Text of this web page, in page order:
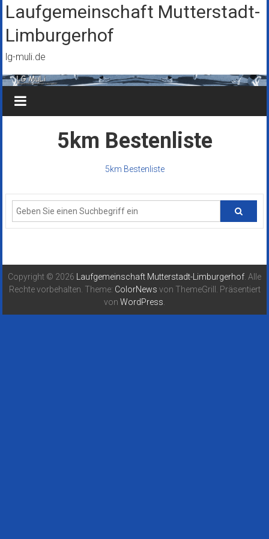
Zum
Inhalt
springen
Laufgemeinschaft Mutterstadt-
Limburgerhof
lg-muli.de
5km Bestenliste
5km Bestenliste
Copyright © 2026 Laufgemeinschaft Mutterstadt-Limburgerhof . Alle
Rechte vorbehalten. Theme: ColorNews von ThemeGrill. Präsentiert
von WordPress